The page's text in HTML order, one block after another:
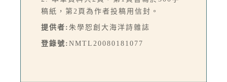
稿紙，第2頁為作者投稿用信封。
提供者: 朱學恕創大海洋詩雜誌
登錄號: NMTL20080181077